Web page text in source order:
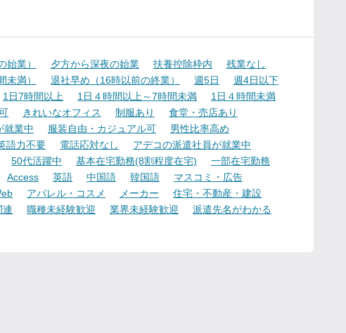
始業） 夕方から深夜の始業 扶養控除枠内
残業なし
未満） 退社早め（16時以前の終業） 週5日
週4日以下
1日7時間以上 1日４時間以上～7時間未満
1日４時間未満
きれいなオフィス 制服あり
食堂・売店あり
就業中 服装自由・カジュアル可
男性比率高め
語力不要 電話応対なし
アデコの派遣社員が就業中
50代活躍中 基本在宅勤務(8割程度在宅)
一部在宅勤務
Access 英語 中国語 韓国語
マスコミ・広告
アパレル・コスメ メーカー
住宅・不動産・建設
連 職種未経験歓迎 業界未経験歓迎
派遣先名がわかる